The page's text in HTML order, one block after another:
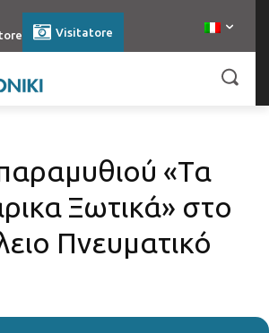
Visitatore
«Τα
Ξωτικά» στο
Πνευματικό